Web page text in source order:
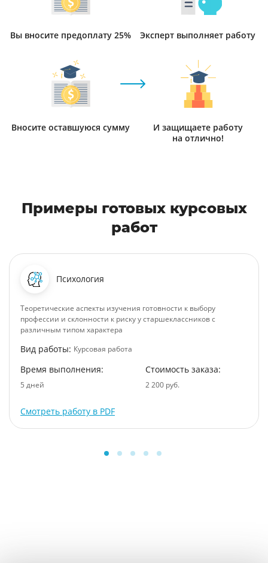
Вы вносите предоплату 25% Эксперт выполняет работу
Вносите оставшуюся сумму
И защищаете работу
на отлично!
Примеры готовых курсовых
работ
Психология
Теоретические аспекты изучения готовности к выбору
профессии и склонности к риску у старшеклассников с
различным типом характера
Вид работы: Курсовая работа
Время выполнения:
5 дней
Стоимость заказа:
2 200 руб.
Смотреть работу в PDF